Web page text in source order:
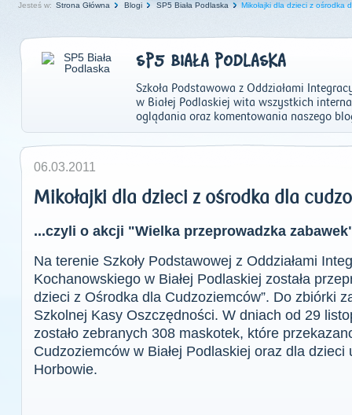
Jesteś w: Strona Główna Blogi SP5 Biała Podlaska Mikołajki dla dzieci z ośrodka
SP5 BIAŁA PODLASKA
Szkoła Podstawowa z Oddziałami
w Białej Podlaskiej wita wszystkich
oglądania oraz komentowania naszego
06.03.2011
Mikołajki dla dzieci z ośrodka dla
...czyli o akcji "Wielka przeprowadzka
Na terenie Szkoły Podstawowej z Oddziałami
Kochanowskiego w Białej Podlaskiej została
dzieci z Ośrodka dla Cudzoziemców”. Do zbiórki
Szkolnej Kasy Oszczędności. W dniach od 29
zostało zebranych 308 maskotek, które
Cudzoziemców w Białej Podlaskiej oraz dla
Horbowie.